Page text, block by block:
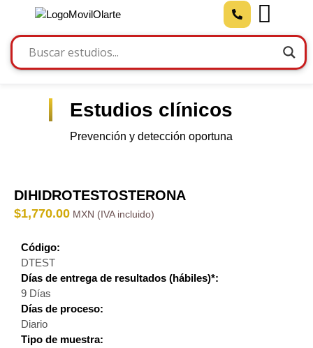
Estudios clínicos
Prevención y detección oportuna
DIHIDROTESTOSTERONA
$1,770.00
Código:
DTEST
Días de entrega de resultados (hábiles)*:
9 Días
Días de proceso:
Diario
Tipo de muestra: